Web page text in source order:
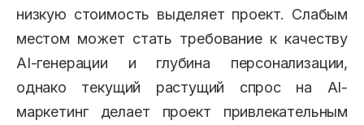
низкую стоимость выделяет проект. Слабым
местом может стать требование к качеству
AI-генерации и глубина персонализации,
однако текущий растущий спрос на AI-
маркетинг делает проект привлекательным